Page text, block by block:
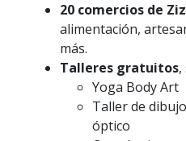
20 comercios de
alimentación,
más.
Talleres gratuitos,
Yoga Body Art
Taller de
óptico